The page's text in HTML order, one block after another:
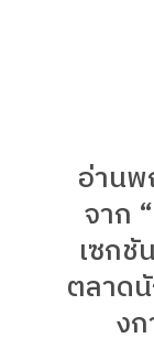
อ่าน
จาก
เซกชั
ตลาด
ง